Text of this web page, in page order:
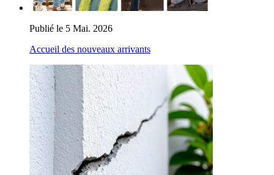
Publié le 5 Mai. 2026
Accueil des nouveaux arrivants